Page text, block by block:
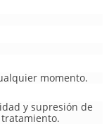
momento.
y supresión de